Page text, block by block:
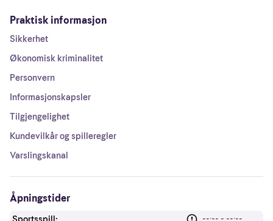
Praktisk informasjon
Sikkerhet
Økonomisk kriminalitet
Personvern
Informasjonskapsler
Tilgjengelighet
Kundevilkår og spilleregler
Varslingskanal
Åpningstider